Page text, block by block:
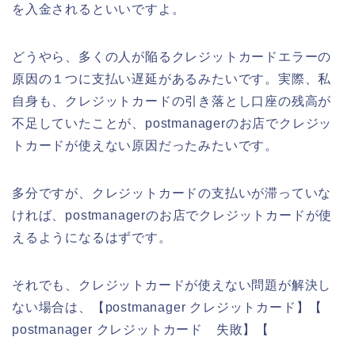
を入金されるといいですよ。
どうやら、多くの人が陥るクレジットカードエラーの
原因の１つに支払い遅延があるみたいです。実際、私
自身も、クレジットカードの引き落とし口座の残高が
不足していたことが、postmanagerのお店でクレジッ
トカードが使えない原因だったみたいです。
多分ですが、クレジットカードの支払いが滞っていな
ければ、postmanagerのお店でクレジットカードが使
えるようになるはずです。
それでも、クレジットカードが使えない問題が解決し
ない場合は、【postmanager クレジットカード】【
postmanager クレジットカード 失敗】【